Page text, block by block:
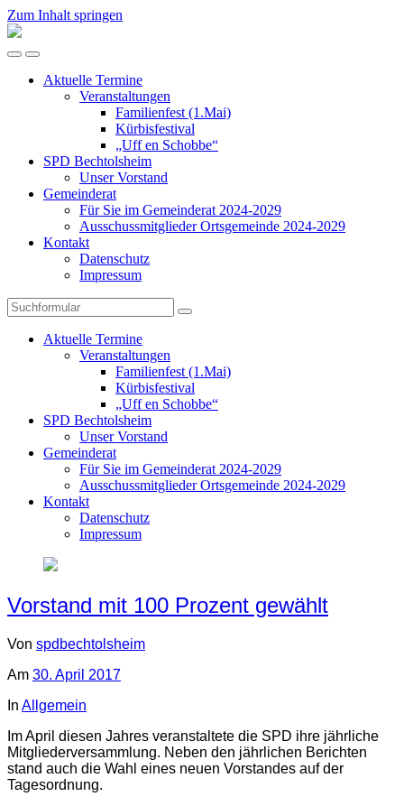
Zum Inhalt springen
SPD
Mobil-
umschalten
Suchfeld
umschalten
Aktuelle Termine
Veranstaltungen
Familienfest (1.Mai)
Kürbisfestival
„Uff en Schobbe“
SPD Bechtolsheim
Unser Vorstand
Gemeinderat
Für Sie im Gemeinderat 2024-2029
Ausschussmitglieder Ortsgemeinde 2024-2029
Kontakt
Datenschutz
Impressum
Suchen
Aktuelle Termine
Veranstaltungen
Familienfest (1.Mai)
Kürbisfestival
„Uff en Schobbe“
SPD Bechtolsheim
Unser Vorstand
Gemeinderat
Für Sie im Gemeinderat 2024-2029
Ausschussmitglieder Ortsgemeinde 2024-2029
Kontakt
Datenschutz
Impressum
Vorstand mit 100 Prozent gewählt
Von spdbechtolsheim
Am 30. April 2017
In Allgemein
Im April diesen Jahres veranstaltete die SPD ihre jährliche
Mitgliederversammlung. Neben den jährlichen Berichten
stand auch die Wahl eines neuen Vorstandes auf der
Tagesordnung.